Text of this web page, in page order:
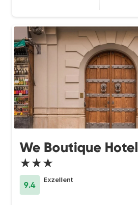
We Boutique Hotel
★★★
9.4
Exzellent